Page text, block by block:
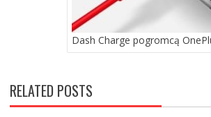
Dash Charge pogromcą
RELATED POSTS